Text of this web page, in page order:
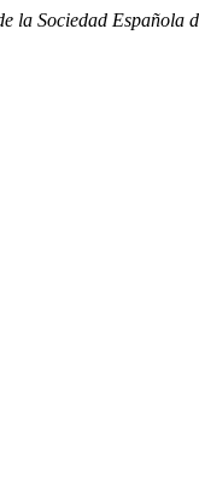
la Sociedad Española